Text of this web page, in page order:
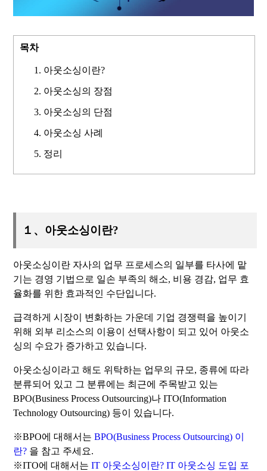
목차
아웃소싱이란?
아웃소싱의 장점
아웃소싱의 단점
아웃소싱 사례
정리
１、아웃소싱이란?
아웃소싱이란 자사의 업무 프로세스의 일부를 타사에 맡
기는 경영 기법으로 일손 부족의 해소, 비용 경감, 업무 효
율화를 위한 효과적인 수단입니다.
급격하게 시장이 변화하는 가운데 기업 경쟁력을 높이기
위해 외부 리소스의 이용이 선택사항이 되고 있어 아웃소
싱의 수요가 증가하고 있습니다.
아웃소싱이라고 해도 위탁하는 업무의 규모, 종류에 따라
분류되어 있고 그 분류에는 최근에 주목받고 있는
BPO(Business Process Outsourcing)나 ITO(Information
Technology Outsourcing) 등이 있습니다.
※BPO에 대해서는BPO(Business Process Outsourcing) 이
란? 을 참고 주세요.
※ITO에 대해서는IT 아웃소싱이란? IT 아웃소싱 도입 포